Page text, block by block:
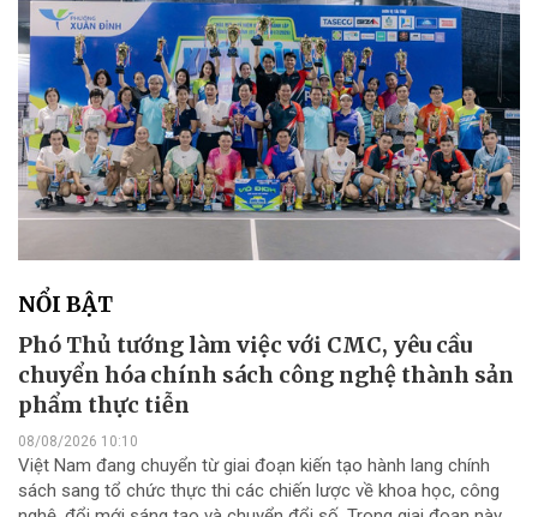
NỔI BẬT
Phó Thủ tướng làm việc với CMC, yêu cầu
chuyển hóa chính sách công nghệ thành sản
phẩm thực tiễn
08/08/2026 10:10
Việt Nam đang chuyển từ giai đoạn kiến tạo hành lang chính
sách sang tổ chức thực thi các chiến lược về khoa học, công